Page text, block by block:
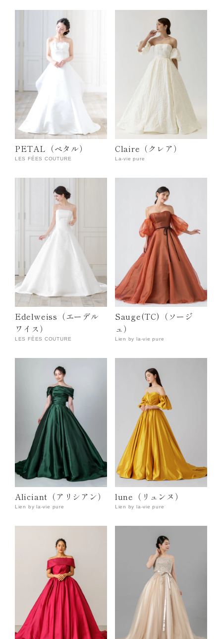
PETAL（ペタル）
LES FÉES COUTURE
Claire（クレア）
La-vie pure
Edelweiss（エーデル
ワイス）
LES FÉES COUTURE
Sauge(TC)（ソージ
ュ）
Lien by la-vie pure
Aliciant（アリシアン）
Lien by la-vie pure
lune（リュンヌ）
Lien by la-vie pure